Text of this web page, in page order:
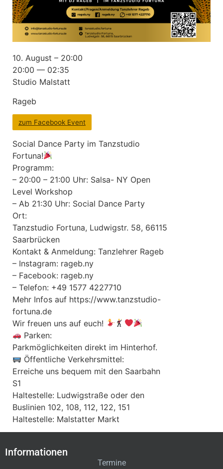
Social Dance Party im Tanzstudio
Fortuna!
Programm:
– 20:00 – 21:00 Uhr: Salsa- NY Open
Level Workshop
– Ab 21:30 Uhr: Social Dance Party
Ort:
Tanzstudio Fortuna, Ludwigstr. 58, 66115
Saarbrücken
Kontakt & Anmeldung: Tanzlehrer Rageb
– Instagram: rageb.ny
– Facebook: rageb.ny
– Telefon: +49 1577 4227710
Mehr Infos auf https://www.tanzstudio-
fortuna.de
Wir freuen uns auf euch!
Parken:
Parkmöglichkeiten direkt im Hinterhof.
Öffentliche Verkehrsmittel:
Erreiche uns bequem mit den Saarbahn
S1
Haltestelle: Ludwigstraße oder den
Buslinien 102, 108, 112, 122, 151
Haltestelle: Malstatter Markt
10. August – 20:00
20:00 — 02:35
Studio Malstatt
Rageb
zum Facebook Event
Informationen
Termine